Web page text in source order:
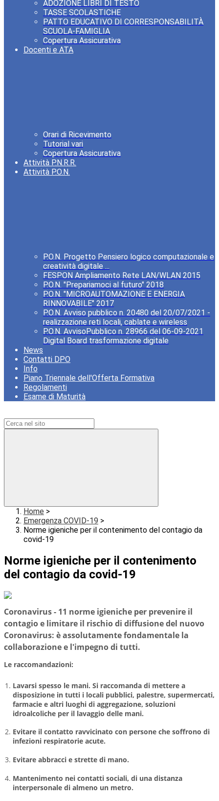
ADOZIONE LIBRI DI TESTO
TASSE SCOLASTICHE
PATTO EDUCATIVO DI CORRESPONSABILITÀ
SCUOLA-FAMIGLIA
Copertura Assicurativa
Docenti e ATA
Orari di Ricevimento
Tutorial vari
Copertura Assicurativa
Attività P.N.R.R.
Attività P.O.N.
P.O.N. Progetto Pensiero logico computazionale e
creatività digitale ...
FESPON Ampliamento Rete LAN/WLAN 2015
P.O.N. "Prepariamoci al futuro" 2018
P.O.N. "MICROAUTOMAZIONE E ENERGIA
RINNOVABILE" 2017
P.O.N. Avviso pubblico n. 20480 del 20/07/2021 -
realizzazione reti locali, cablate e wireless
P.O.N. AvvisoPubblico n. 28966 del 06-09-2021
Digital Board trasformazione digitale
News
Contatti DPO
Info
Piano Triennale dell'Offerta Formativa
Regolamenti
Esame di Maturità
Home >
Emergenza COVID-19 >
Norme igieniche per il contenimento del contagio da
covid-19
Norme igieniche per il contenimento
del contagio da covid-19
Coronavirus - 11 norme igieniche per prevenire il
contagio e limitare il rischio di diffusione del nuovo
Coronavirus: è assolutamente fondamentale la
collaborazione e l'impegno di tutti.
Le raccomandazioni:
Lavarsi spesso le mani. Si raccomanda di mettere a
disposizione in tutti i locali pubblici, palestre, supermercati,
farmacie e altri luoghi di aggregazione, soluzioni
idroalcoliche per il lavaggio delle mani.
Evitare il contatto ravvicinato con persone che soffrono di
infezioni respiratorie acute.
Evitare abbracci e strette di mano.
Mantenimento nei contatti sociali, di una distanza
interpersonale di almeno un metro.